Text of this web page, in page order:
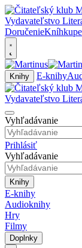
Doručenie
Knihy E-knihy
Vyhľadávanie
Prihlásiť
Vyhľadávanie
Knihy
E-knihy
Audioknihy
Hry
Filmy
Doplnky